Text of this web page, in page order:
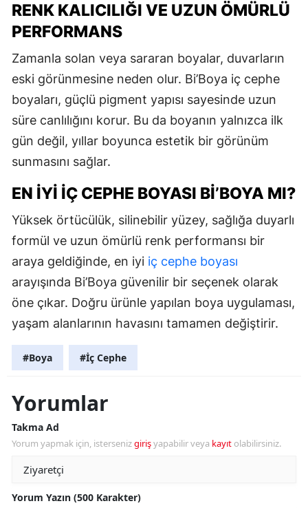
RENK KALICILIĞI VE UZUN ÖMÜRLÜ
PERFORMANS
Zamanla solan veya sararan boyalar, duvarların
eski görünmesine neden olur. Bi’Boya iç cephe
boyaları, güçlü pigment yapısı sayesinde uzun
süre canlılığını korur. Bu da boyanın yalnızca ilk
gün değil, yıllar boyunca estetik bir görünüm
sunmasını sağlar.
EN İYI İÇ CEPHE BOYASI BI’BOYA MI?
Yüksek örtücülük, silinebilir yüzey, sağlığa duyarlı
formül ve uzun ömürlü renk performansı bir
araya geldiğinde, en iyi iç cephe boyası
arayışında Bi’Boya güvenilir bir seçenek olarak
öne çıkar. Doğru ürünle yapılan boya uygulaması,
yaşam alanlarının havasını tamamen değiştirir.
#Boya #İç Cephe
Yorumlar
Takma Ad
Yorum yapmak için, istersenizgirişyapabilir veya kayıt olabilirsiniz.
Yorum Yazın (500 Karakter)